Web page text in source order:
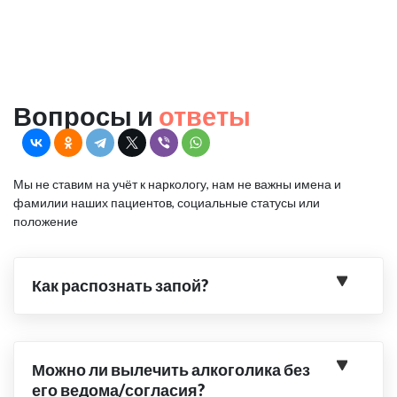
Вопросы и ответы
Мы не ставим на учёт к наркологу, нам не важны имена и
фамилии наших пациентов, социальные статусы или
положение
Как распознать запой?
Можно ли вылечить алкоголика без
его ведома/согласия?